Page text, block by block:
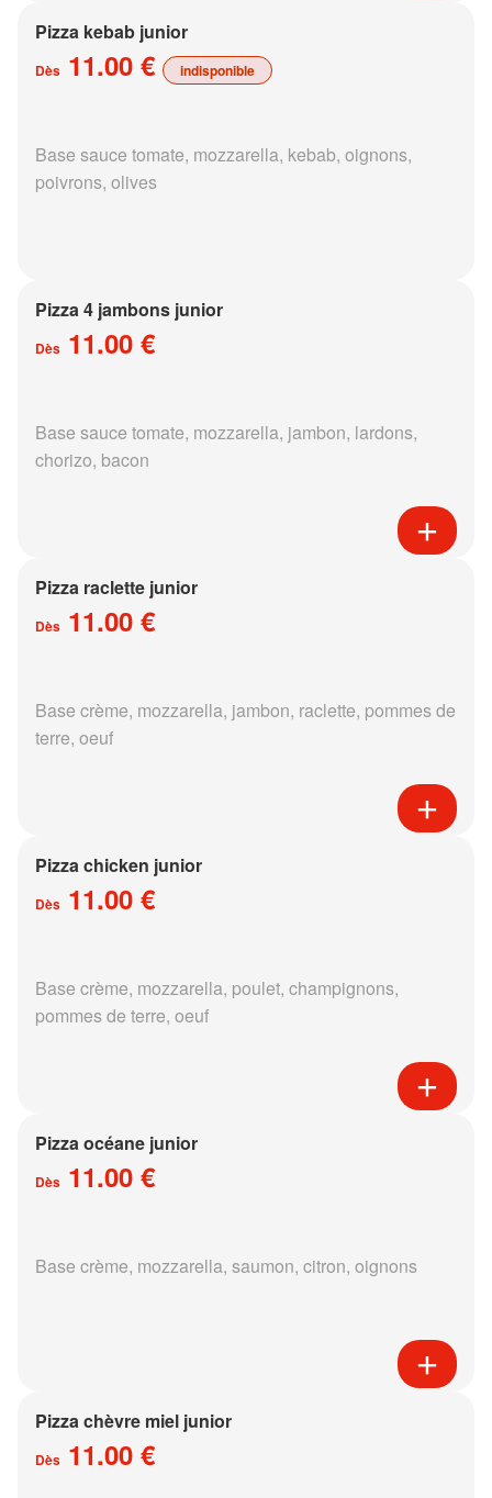
Pizza kebab junior
Dès 11.00 € indisponible
Base sauce tomate, mozzarella, kebab, oignons,
poivrons, olives
Pizza 4 jambons junior
Dès 11.00 €
Base sauce tomate, mozzarella, jambon, lardons,
chorizo, bacon
Pizza raclette junior
Dès 11.00 €
Base crème, mozzarella, jambon, raclette, pommes de
terre, oeuf
Pizza chicken junior
Dès 11.00 €
Base crème, mozzarella, poulet, champignons,
pommes de terre, oeuf
Pizza océane junior
Dès 11.00 €
Base crème, mozzarella, saumon, citron, oignons
Pizza chèvre miel junior
Dès 11.00 €